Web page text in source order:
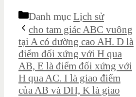
Danh mục Lịch sử
cho tam giác ABC vuông
tại A có đường cao AH. D là
điểm đối xứng với H qua
AB, E là điểm đối xứng với
H qua AC. I là giao điểm
của AB và DH, K là giao